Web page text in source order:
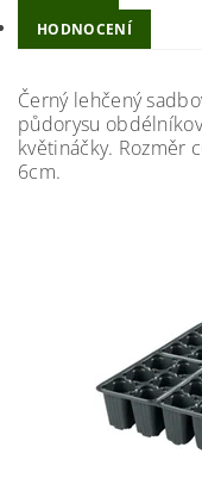
HODNOCENÍ
Černý lehčený
půdorysu
květináčky. Rozměr
6cm.